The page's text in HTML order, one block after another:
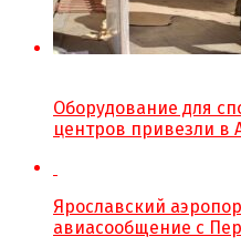
Оборудование для
центров привезли в
Ярославский
авиасообщение с